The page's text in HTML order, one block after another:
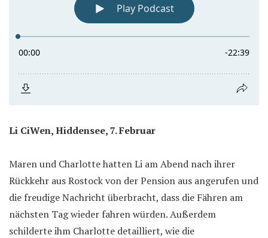
Li CiWen, Hiddensee, 7. Februar
Maren und Charlotte hatten Li am Abend nach ihrer
Rückkehr aus Rostock von der Pension aus angerufen und
die freudige Nachricht überbracht, dass die Fähren am
nächsten Tag wieder fahren würden. Außerdem
schilderte ihm Charlotte detailliert, wie die